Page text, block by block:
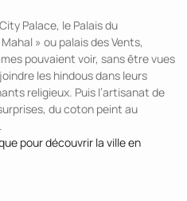
Palace, le Palais du
» ou palais des Vents,
pouvaient voir, sans être vues
les hindous dans leurs
religieux. Puis l’artisanat de
du coton peint au
pour découvrir la ville en